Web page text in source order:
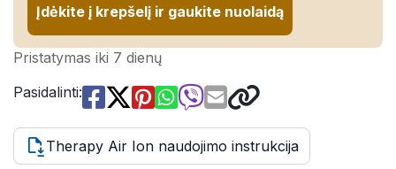
Įdėkite į krepšelį ir gaukite nuolaidą
Pristatymas iki 7 dienų
Pasidalinti:
Therapy Air Ion naudojimo instrukcija